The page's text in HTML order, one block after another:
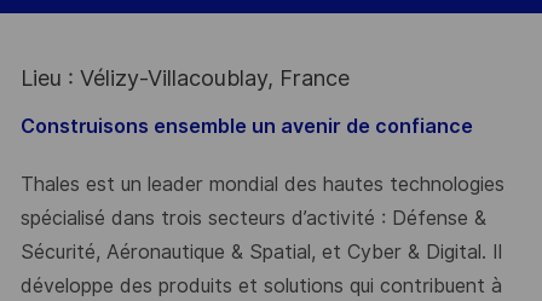
Lieu : Vélizy-Villacoublay, France
Construisons ensemble un avenir de confiance
Thales est un leader mondial des hautes technologies
spécialisé dans trois secteurs d’activité : Défense &
Sécurité, Aéronautique & Spatial, et Cyber & Digital. Il
développe des produits et solutions qui contribuent à